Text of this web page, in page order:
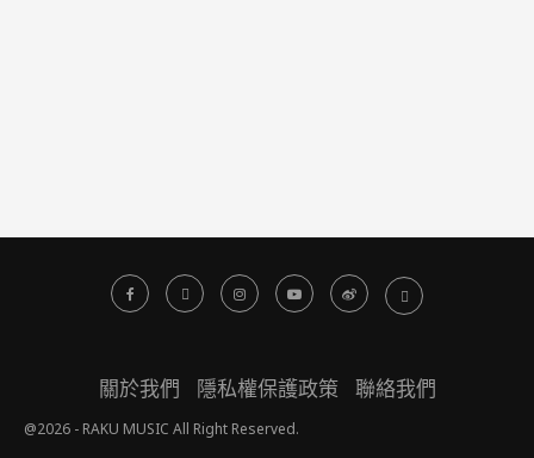
關於我們 隱私權保護政策 聯絡我們
@2026 - RAKU MUSIC All Right Reserved.